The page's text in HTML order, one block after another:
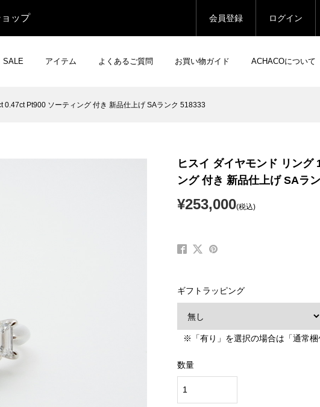
ップ 会員登録 ログイン
SALE アイテム よくあるご質問 お買い物ガイド ACHACOについて
0.47ct Pt900 ソーティング 付き 新品仕上げ SAランク 518333
ヒスイ ダイヤモンド リン
ング 付き 新品仕上げ SAラ
¥253,000(税込)
ギフトラッピング
※「有り」を選択の場合は「通常
数量